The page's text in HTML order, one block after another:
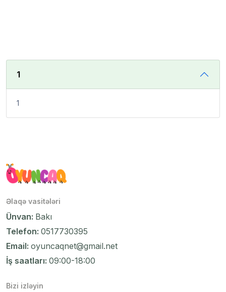
1
1
Əlaqə vasitələri
Ünvan: Bakı
Telefon: 0517730395
Email: oyuncaqnet@gmail.net
İş saatları: 09:00-18:00
Bizi izləyin